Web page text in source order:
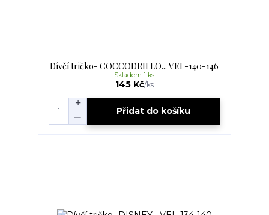
Dívčí tričko- COCCODRILLO... VEL-140-146
145 Kč/ks
Skladem 1 ks
Přidat do košíku